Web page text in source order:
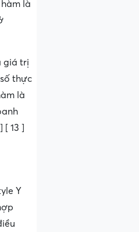
là
giá trị
thực
là
13 ]
Y